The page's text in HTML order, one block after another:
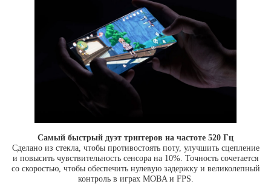
Самый быстрый дуэт триггеров на частоте 520 Гц
Сделано из стекла, чтобы противостоять поту, улучшить сцепление
и повысить чувствительность сенсора на 10%. Точность сочетается
со скоростью, чтобы обеспечить нулевую задержку и великолепный
контроль в играх MOBA и FPS.